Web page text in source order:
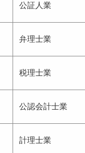
公証人業
弁理士業
税理士業
公認会計士業
計理士業